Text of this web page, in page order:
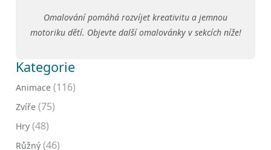
Omalování pomáhá rozvíjet kreativitu a jemnou
motoriku dětí. Objevte další omalovánky v sekcích níže!
Kategorie
Animace (116)
Zvíře (75)
Hry (48)
Růžný (46)